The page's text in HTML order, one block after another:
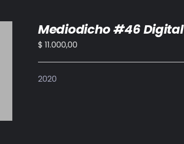
Mediodicho #46 Digital
$ 11.000,00
2020